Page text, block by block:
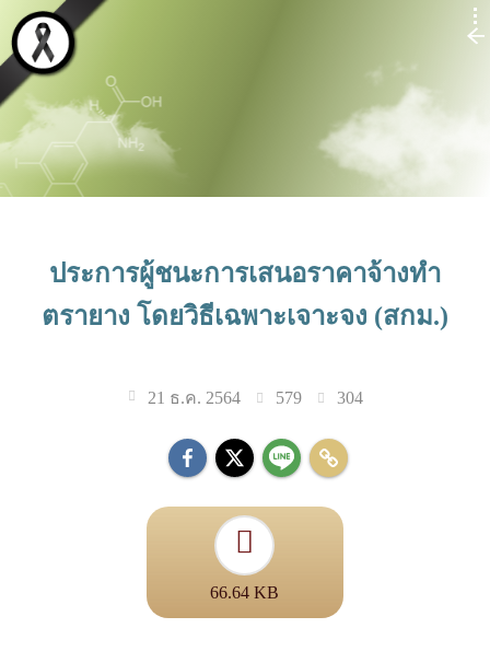
ประการผู้ชนะการเสนอราคาจ้างทำ
ตรายาง โดยวิธีเฉพาะเจาะจง (สกม.)
21 ธ.ค. 2564 579 304
66.64 KB